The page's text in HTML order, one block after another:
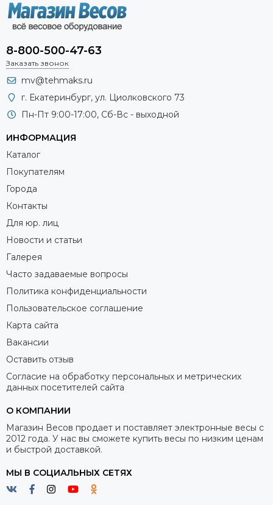
8-800-500-47-63
Заказать звонок
mv@tehmaks.ru
г. Екатеринбург, ул. Циолковского 73
Пн-Пт 9:00-17:00, Сб-Вс - выходной
ИНФОРМАЦИЯ
Каталог
Покупателям
Города
Контакты
Для юр. лиц
Новости и статьи
Галерея
Часто задаваемые вопросы
Политика конфиденциальности
Пользовательское соглашение
Карта сайта
Вакансии
Оставить отзыв
Согласие на обработку персональных и метрических
данных посетителей сайта
О КОМПАНИИ
Магазин Весов продает и поставляет электронные весы с
2012 года. У нас вы сможете купить весы по низким ценам
и быстрой доставкой.
МЫ В СОЦИАЛЬНЫХ СЕТЯХ